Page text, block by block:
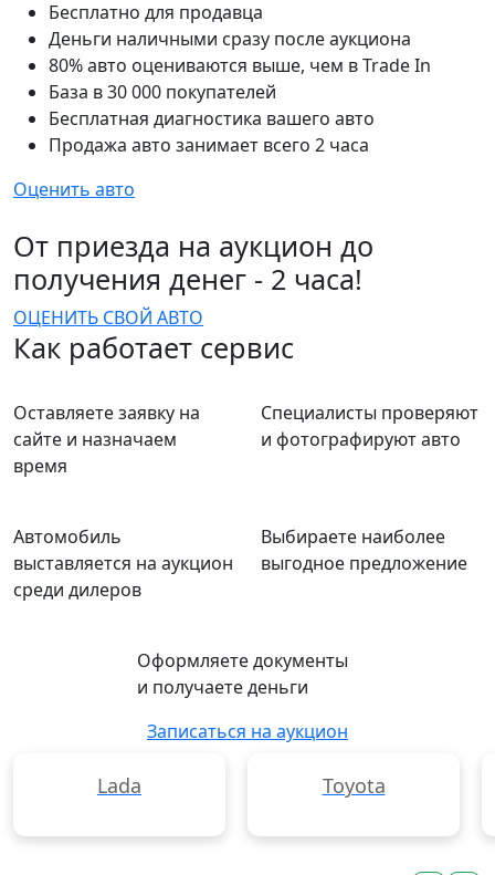
Бесплатно для продавца
Деньги наличными сразу после аукциона
80% авто оцениваются выше, чем в Trade In
База в 30 000 покупателей
Бесплатная диагностика вашего авто
Продажа авто занимает всего 2 часа
Оценить авто
От приезда на аукцион до
получения денег - 2 часа!
ОЦЕНИТЬ СВОЙ АВТО
Как работает сервис
Оставляете заявку на
сайте и назначаем
время
Специалисты проверяют
и фотографируют авто
Автомобиль
выставляется на аукцион
среди дилеров
Выбираете наиболее
выгодное предложение
Оформляете документы
и получаете деньги
Записаться на аукцион
Lada Toyota